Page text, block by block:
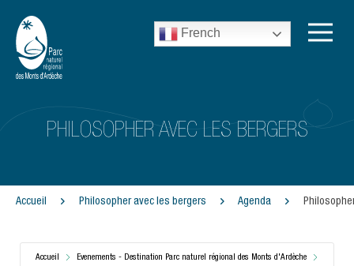
French
PHILOSOPHER AVEC LES BERGERS
Accueil Philosopher avec les bergers Agenda
Accueil Evenements - Destination Parc naturel régional des Monts d'Ardèche